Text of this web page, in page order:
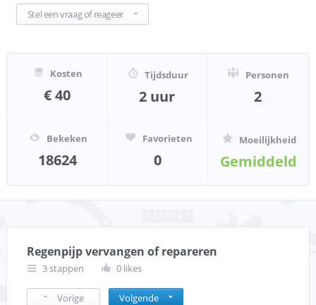
Stel een vraag of reageer
Kosten
€ 40
Tijdsduur
2 uur
Personen
2
Bekeken
18624
Favorieten
0
Moeilijkheid
Gemiddeld
Regenpijp vervangen of repareren
3 stappen 0 likes
Vorige Volgende